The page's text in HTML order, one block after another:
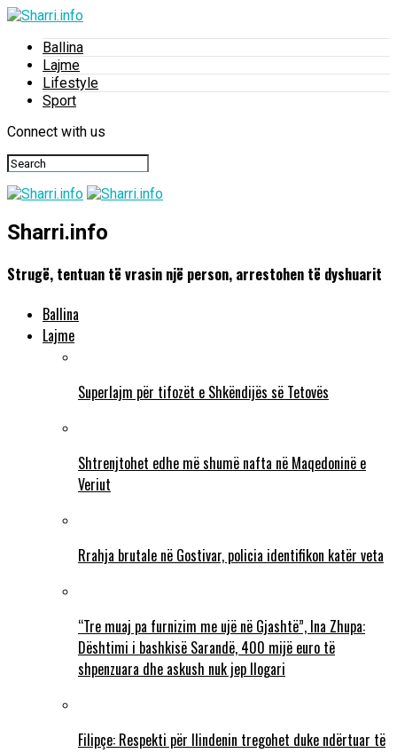
Ballina
Lajme
Lifestyle
Sport
Connect with us
Sharri.info
Strugë, tentuan të vrasin një person, arrestohen të dyshuarit
Ballina
Lajme
Superlajm për tifozët e Shkëndijës së Tetovës
Shtrenjtohet edhe më shumë nafta në Maqedoninë e
Veriut
Rrahja brutale në Gostivar, policia identifikon katër veta
“Tre muaj pa furnizim me ujë në Gjashtë”, Ina Zhupa:
Dështimi i bashkisë Sarandë, 400 mijë euro të
shpenzuara dhe askush nuk jep llogari
Filipçe: Respekti për Ilindenin tregohet duke ndërtuar të